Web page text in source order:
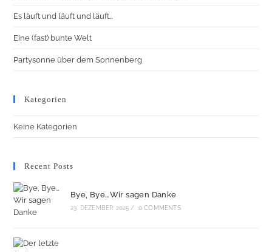
Es läuft und läuft und läuft…
Eine (fast) bunte Welt
Partysonne über dem Sonnenberg
Kategorien
Keine Kategorien
Recent Posts
Bye, Bye…Wir sagen Danke
23. DEZEMBER 2025 / 0 COMMENTS